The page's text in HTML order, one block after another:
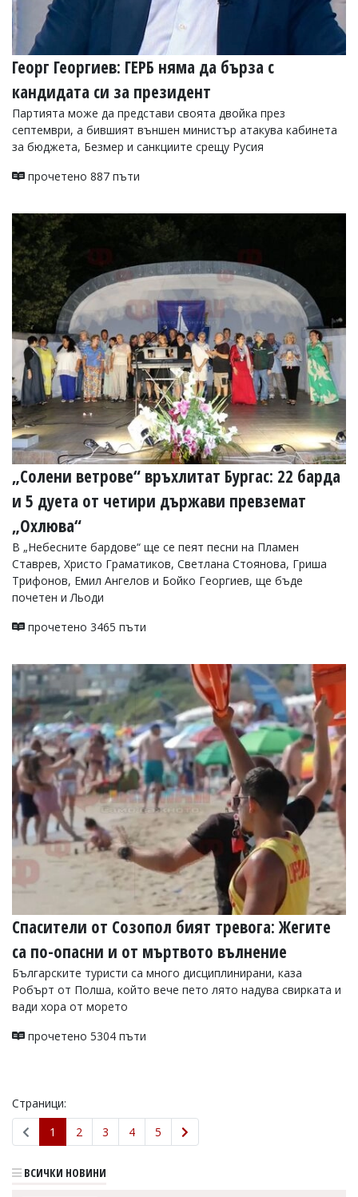
Георг Георгиев: ГЕРБ няма да бърза с
кандидата си за президент
Партията може да представи своята двойка през
септември, а бившият външен министър атакува кабинета
за бюджета, Безмер и санкциите срещу Русия
прочетено 887 пъти
„Солени ветрове“ връхлитат Бургас: 22 барда
и 5 дуета от четири държави превземат
„Охлюва“
В „Небесните бардове“ ще се пеят песни на Пламен
Ставрев, Христо Граматиков, Светлана Стоянова, Гриша
Трифонов, Емил Ангелов и Бойко Георгиев, ще бъде
почетен и Льоди
прочетено 3465 пъти
Спасители от Созопол бият тревога: Жегите
са по-опасни и от мъртвото вълнение
Българските туристи са много дисциплинирани, каза
Робърт от Полша, който вече пето лято надува свирката и
вади хора от морето
прочетено 5304 пъти
Страници:
1
2 3 4 5
ВСИЧКИ НОВИНИ